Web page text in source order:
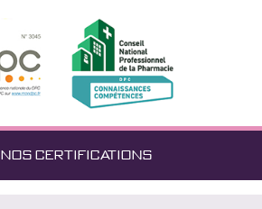
NOS CERTIFICATIONS